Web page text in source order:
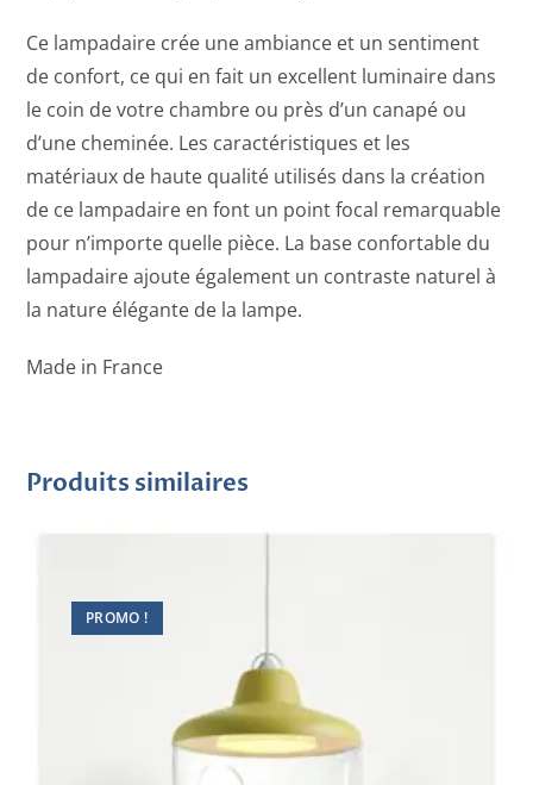
Ce lampadaire crée une ambiance et un sentiment
de confort, ce qui en fait un excellent luminaire dans
le coin de votre chambre ou près d’un canapé ou
d’une cheminée. Les caractéristiques et les
matériaux de haute qualité utilisés dans la création
de ce lampadaire en font un point focal remarquable
pour n’importe quelle pièce. La base confortable du
lampadaire ajoute également un contraste naturel à
la nature élégante de la lampe.
Made in France
Produits similaires
PROMO !